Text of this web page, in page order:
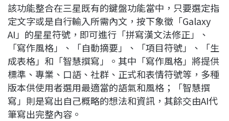
該功能整合在三星既有的鍵盤功能當中，只要選定指
定文字或是自行輸入所需內文，按下象徵「Galaxy
AI」的星星符號，即可進行「拼寫漢文法修正」、
「寫作風格」、「自動摘要」、「項目符號」、「生
成表格」和「智慧撰寫」。其中「寫作風格」將提供
標準、專業、口語、社群、正式和表情符號等，多種
版本供使用者選用最適當的語氣和風格；「智慧撰
寫」則是寫出自己概略的想法和資訊，其餘交由AI代
筆寫出完整內容。